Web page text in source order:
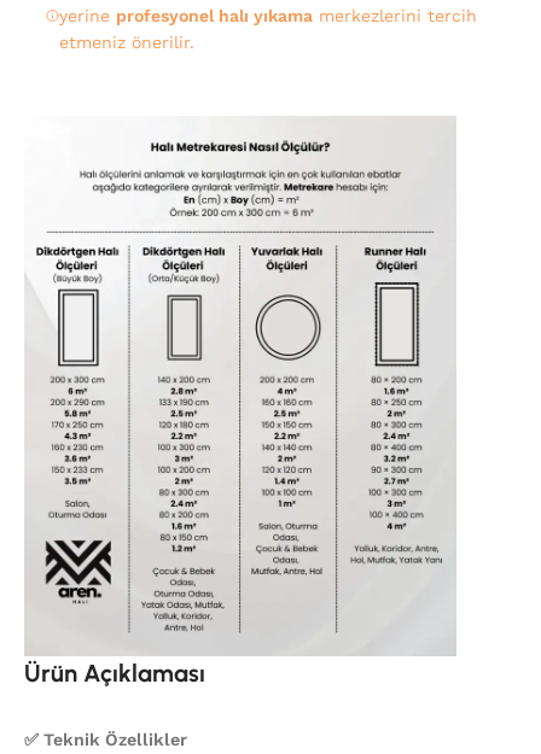
yerine profesyonel halı yıkamamerkezlerini tercih
etmeniz önerilir.
Ürün Açıklaması
✅ Teknik Özellikler